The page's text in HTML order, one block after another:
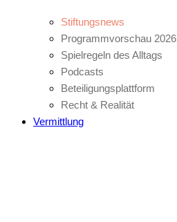
Stiftungsnews
Programmvorschau 2026
Spielregeln des Alltags
Podcasts
Beteiligungsplattform
Recht & Realität
Vermittlung